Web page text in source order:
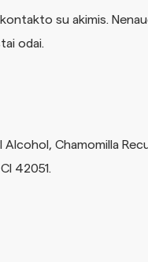
su akimis.
odai.
Chamomilla
42051.